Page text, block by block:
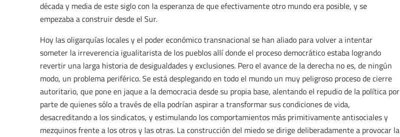
década y media de este siglo con la esperanza de que efectivamente otro mundo era posible, y se
empezaba a construir desde el Sur.
Hoy las oligarquías locales y el poder económico transnacional se han aliado para volver a intentar
someter la irreverencia igualitarista de los pueblos allí donde el proceso democrático estaba logrando
revertir una larga historia de desigualdades y exclusiones. Pero el avance de la derecha no es, de ningún
modo, un problema periférico. Se está desplegando en todo el mundo un muy peligroso proceso de cierre
autoritario, que pone en jaque a la democracia desde su propia base, alentando el repudio de la política por
parte de quienes sólo a través de ella podrían aspirar a transformar sus condiciones de vida,
desacreditando a los sindicatos, y estimulando los comportamientos más primitivamente antisociales y
mezquinos frente a los otros y las otras. La construcción del miedo se dirige deliberadamente a provocar la